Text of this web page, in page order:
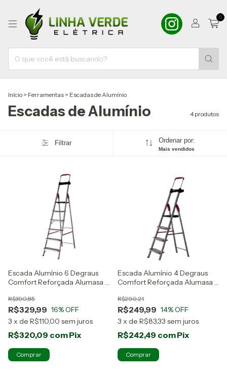
0
Início > Ferramentas > Escadas de Alumínio
Escadas de Alumínio 4 produtos
Filtrar Ordenar por:
Mais vendidos
Escada Alumínio 6 Degraus
Comfort Reforçada Alumasa -
R$329,99
R$390,85
16% OFF
3 x de R$110,00 sem juros
R$320,09 comPix
Escada Alumínio 4 Degraus
Comfort Reforçada Alumasa -
R$249,99
R$290,21
14% OFF
3 x de R$83,33 sem juros
R$242,49 comPix